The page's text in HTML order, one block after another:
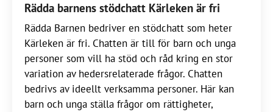
Rädda barnens stödchatt Kärleken är fri
Rädda Barnen bedriver en stödchatt som heter
Kärleken är fri. Chatten är till för barn och unga
personer som vill ha stöd och råd kring en stor
variation av hedersrelaterade frågor. Chatten
bedrivs av ideellt verksamma personer. Här kan
barn och unga ställa frågor om rättigheter,